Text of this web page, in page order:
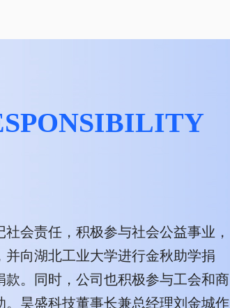
会责任，积极参与社会公益事业，
向湖北工业大学进行金秋助学捐
。同时，公司也积极参与工会和商
。昊盛科技董事长兼总经理刘金城作